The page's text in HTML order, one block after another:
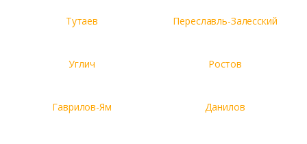
Тутаев Переславль-Залесский
Углич Ростов
Гаврилов-Ям Данилов